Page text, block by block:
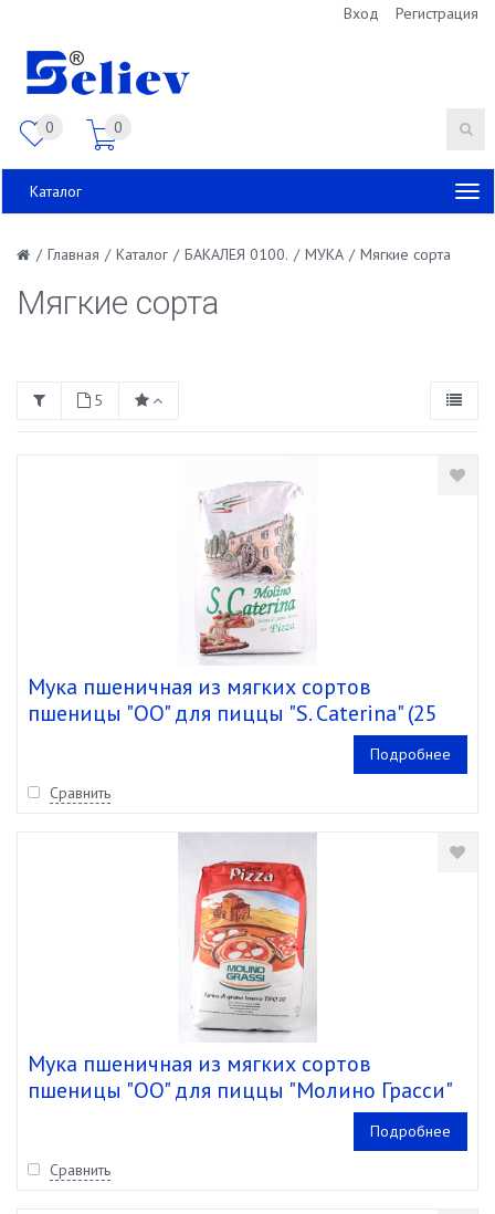
Вход Регистрация
0 0
Каталог
/ Главная / Каталог / БАКАЛЕЯ 0100. / МУКА / Мягкие сорта
Мягкие сорта
5
Мука пшеничная из мягких сортов
пшеницы "OO" для пиццы "S. Caterina" (25
Подробнее
Сравнить
Мука пшеничная из мягких сортов
пшеницы "OO" для пиццы "Молино Грасси"
Подробнее
Сравнить